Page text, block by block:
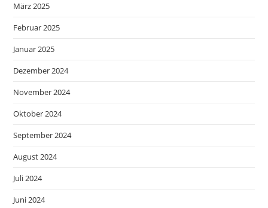
März 2025
Februar 2025
Januar 2025
Dezember 2024
November 2024
Oktober 2024
September 2024
August 2024
Juli 2024
Juni 2024